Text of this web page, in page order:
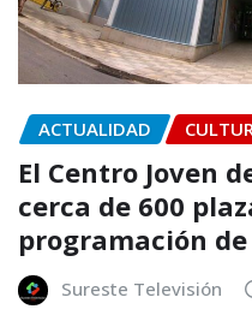
ACTUALIDAD
El Centro Joven
cerca de 600
programación
Sureste Televisión